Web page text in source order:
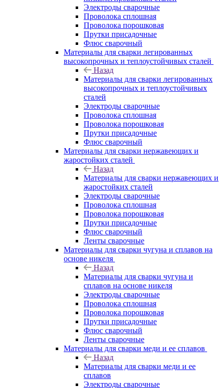
Электроды сварочные
Проволока сплошная
Проволока порошковая
Прутки присадочные
Флюс сварочный
Материалы для сварки легированных
высокопрочных и теплоустойчивых сталей
Назад
Материалы для сварки легированных
высокопрочных и теплоустойчивых
сталей
Электроды сварочные
Проволока сплошная
Проволока порошковая
Прутки присадочные
Флюс сварочный
Материалы для сварки нержавеющих и
жаростойких сталей
Назад
Материалы для сварки нержавеющих и
жаростойких сталей
Электроды сварочные
Проволока сплошная
Проволока порошковая
Прутки присадочные
Флюс сварочный
Ленты сварочные
Материалы для сварки чугуна и сплавов на
основе никеля
Назад
Материалы для сварки чугуна и
сплавов на основе никеля
Электроды сварочные
Проволока сплошная
Проволока порошковая
Прутки присадочные
Флюс сварочный
Ленты сварочные
Материалы для сварки меди и ее сплавов
Назад
Материалы для сварки меди и ее
сплавов
Электроды сварочные